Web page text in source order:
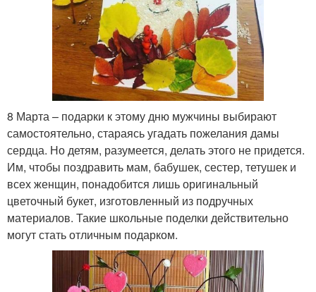
8 Марта – подарки к этому дню мужчины выбирают
самостоятельно, стараясь угадать пожелания дамы
сердца. Но детям, разумеется, делать этого не придется.
Им, чтобы поздравить мам, бабушек, сестер, тетушек и
всех женщин, понадобится лишь оригинальный
цветочный букет, изготовленный из подручных
материалов. Такие школьные поделки действительно
могут стать отличным подарком.